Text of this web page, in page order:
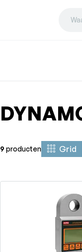
9 producten Grid